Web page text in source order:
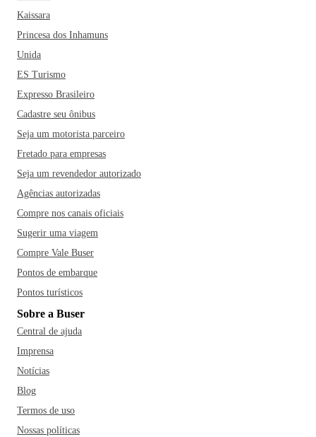
Kaissara
Princesa dos Inhamuns
Unida
ES Turismo
Expresso Brasileiro
Cadastre seu ônibus
Seja um motorista parceiro
Fretado para empresas
Seja um revendedor autorizado
Agências autorizadas
Compre nos canais oficiais
Sugerir uma viagem
Compre Vale Buser
Pontos de embarque
Pontos turísticos
Sobre a Buser
Central de ajuda
Imprensa
Notícias
Blog
Termos de uso
Nossas políticas